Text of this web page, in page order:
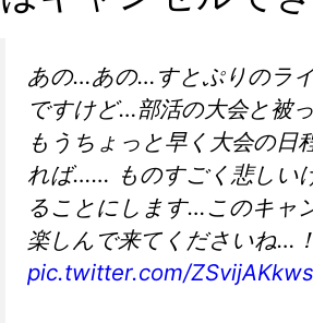
あの…あの…すとぷりのラ
ですけど…部活の大会と被
もうちょっと早く大会の日
れば…… ものすごく悲しい
ることにします…このキャ
楽しんで来てくださいね…
pic.twitter.com/ZSvijAKkws